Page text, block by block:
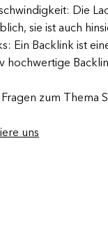
Die
sie ist auch
Ein Backlink ist
hochwertige
Fragen zum
uns